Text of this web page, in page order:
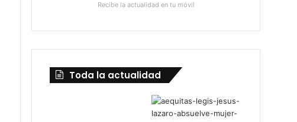
Recibe la actualidad en tu móvil
Toda la actualidad